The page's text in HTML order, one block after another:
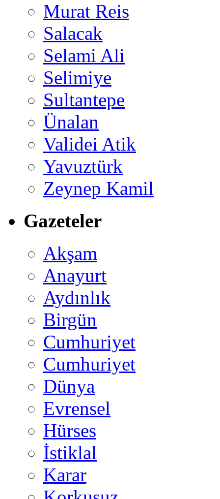
Murat Reis
Salacak
Selami Ali
Selimiye
Sultantepe
Ünalan
Validei Atik
Yavuztürk
Zeynep Kamil
Gazeteler
Akşam
Anayurt
Aydınlık
Birgün
Cumhuriyet
Cumhuriyet
Dünya
Evrensel
Hürses
İstiklal
Karar